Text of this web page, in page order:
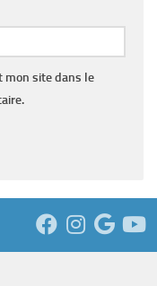
mon site dans le